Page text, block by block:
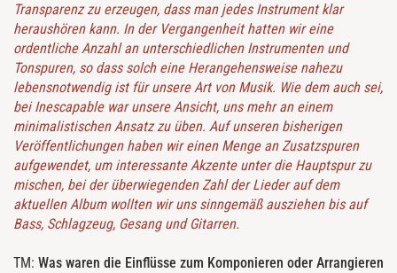
Transparenz zu erzeugen, dass man jedes Instrument klar
heraushören kann. In der Vergangenheit hatten wir eine
ordentliche Anzahl an unterschiedlichen Instrumenten und
Tonspuren, so dass solch eine Herangehensweise nahezu
lebensnotwendig ist für unsere Art von Musik. Wie dem auch sei,
bei Inescapable war unsere Ansicht, uns mehr an einem
minimalistischen Ansatz zu üben. Auf unseren bisherigen
Veröffentlichungen haben wir einen Menge an Zusatzspuren
aufgewendet, um interessante Akzente unter die Hauptspur zu
mischen, bei der überwiegenden Zahl der Lieder auf dem
aktuellen Album wollten wir uns sinngemäß ausziehen bis auf
Bass, Schlagzeug, Gesang und Gitarren.
TM: Was waren die Einflüsse zum Komponieren oder Arrangieren